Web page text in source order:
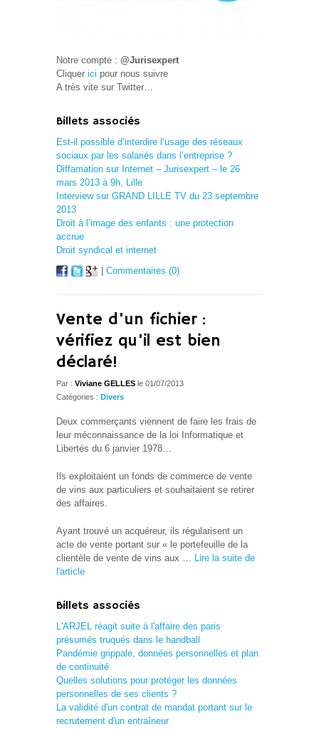
Notre compte : @Jurisexpert
Cliquer ici pour nous suivre
A très vite sur Twitter…
Billets associés
Est-il possible d’interdire l’usage des réseaux
sociaux par les salariés dans l’entreprise ?
Diffamation sur Internet – Jurisexpert – le 26
mars 2013 à 9h, Lille
Interview sur GRAND LILLE TV du 23 septembre
2013
Droit à l’image des enfants : une protection
accrue
Droit syndical et internet
Commentaires (0)
Vente d'un fichier :
vérifiez qu'il est bien
déclaré!
Par : Viviane GELLES le 01/07/2013
Catégories : Divers
Deux commerçants viennent de faire les frais de
leur méconnaissance de la loi Informatique et
Libertés du 6 janvier 1978…
Ils exploitaient un fonds de commerce de vente
de vins aux particuliers et souhaitaient se retirer
des affaires.
Ayant trouvé un acquéreur, ils régularisent un
acte de vente portant sur « le portefeuille de la
clientèle de vente de vins aux … Lire la suite de
l'article
Billets associés
L'ARJEL réagit suite à l'affaire des paris
présumés truqués dans le handball
Pandémie grippale, données personnelles et plan
de continuité
Quelles solutions pour protéger les données
personnelles de ses clients ?
La validité d'un contrat de mandat portant sur le
recrutement d'un entraîneur